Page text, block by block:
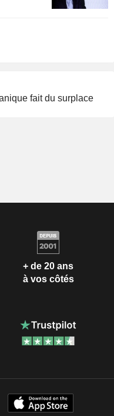
fait du surplace
+ de 20 ans
à vos côtés